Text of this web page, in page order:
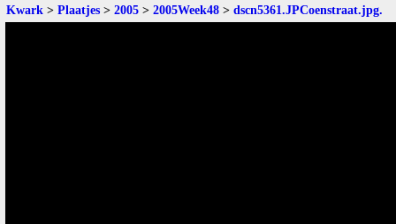
Kwark > Plaatjes > 2005 > 2005Week48 > dscn5361.JPCoenstraat.jpg.